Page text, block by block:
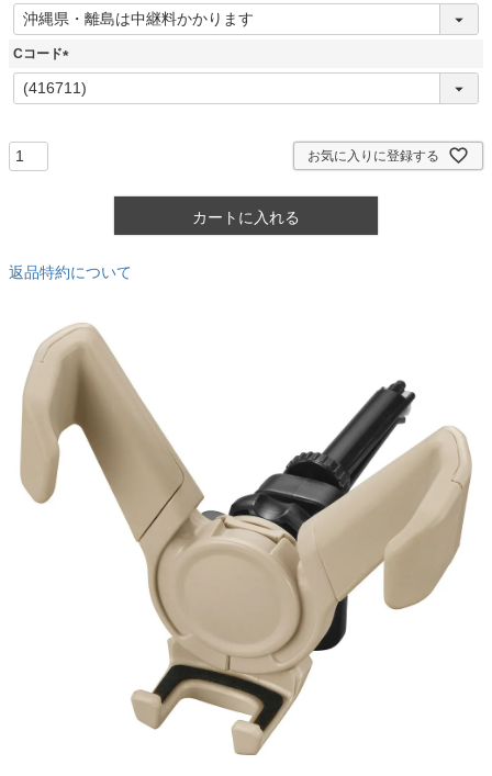
(
必
Cコード
(
必
お気に入りに登録する
カートに入れる
返品特約について